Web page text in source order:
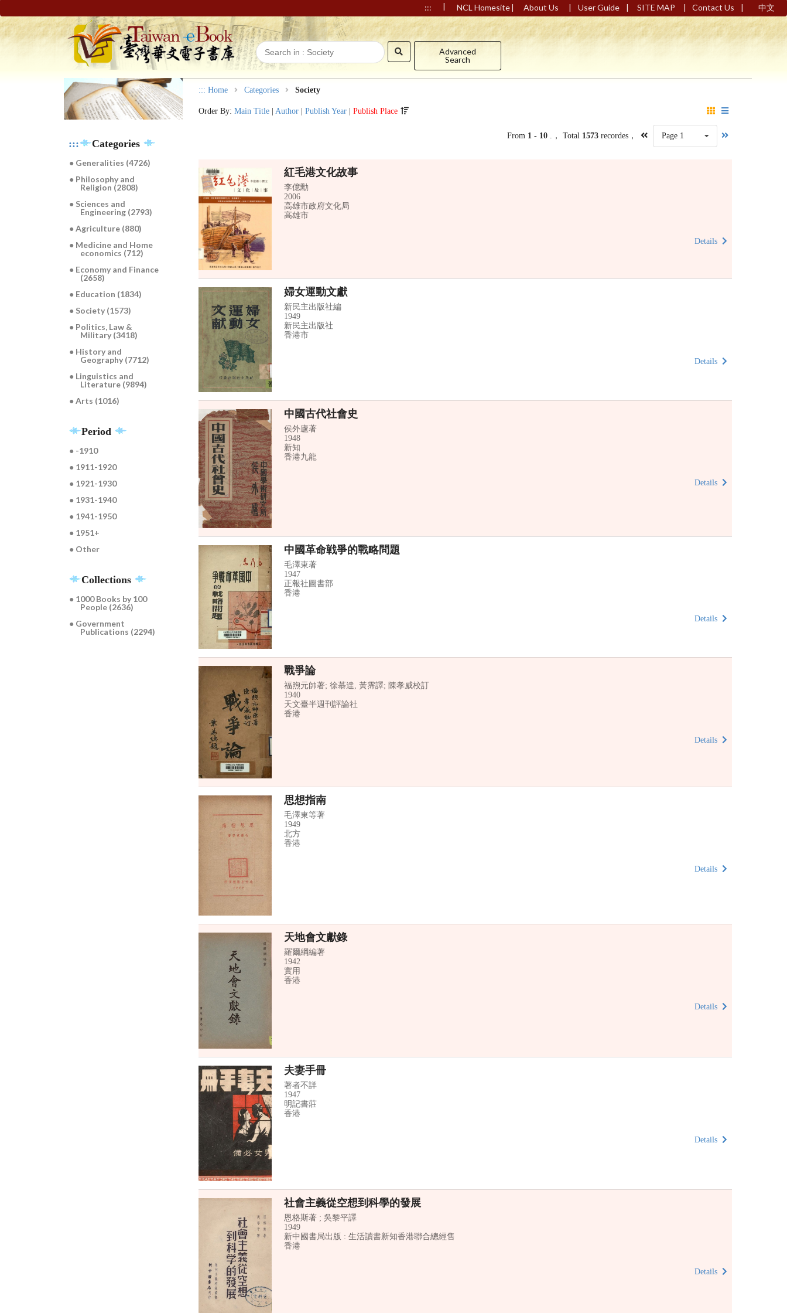
::: | NCL Homesite| About Us | User Guide | SITE MAP | Contact Us | 中文
Advanced
Search
::: Categories
● Generalities (4726)
● Philosophy and
Religion (2808)
● Sciences and
Engineering (2793)
● Agriculture (880)
● Medicine and Home
economics (712)
● Economy and Finance
(2658)
● Education (1834)
● Society (1573)
● Politics, Law &
Military (3418)
● History and
Geography (7712)
● Linguistics and
Literature (9894)
● Arts (1016)
Period
● -1910
● 1911-1920
● 1921-1930
● 1931-1940
● 1941-1950
● 1951+
● Other
Collections
● 1000 Books by 100
People (2636)
● Government
Publications (2294)
::: Home Categories Society
Order By:Main Title Author |Publish Year |Publish Place
From 1 - 10 .， Total 1573 recordes， Page 1
紅毛港文化故事
李億勳
2006
高雄市政府文化局
高雄市
Details
婦女運動文獻
新民主出版社編
1949
新民主出版社
香港市
Details
中國古代社會史
侯外廬著
1948
新知
香港九龍
Details
中國革命戦爭的戰略問題
毛澤東著
1947
正報社圖書部
香港
Details
戰爭論
福煦元帥著; 徐慕達, 黃霈譯; 陳孝威校訂
1940
天文臺半週刊評論社
香港
Details
思想指南
毛澤東等著
1949
北方
香港
Details
天地會文獻錄
羅爾綱編著
1942
實用
香港
Details
夫妻手冊
著者不詳
1947
明記書莊
香港
Details
社會主義從空想到科學的發展
恩格斯著 ; 吳黎平譯
1949
新中國書局出版 : 生活讀書新知香港聯合總經售
香港
Details